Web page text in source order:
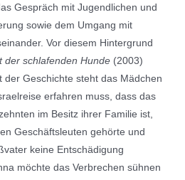
Gespräch mit Jugendlichen und
sowie dem Umgang mit
Vor diesem Hintergrund
der schlafenden Hunde (2003)
der Geschichte steht das Mädchen
erfahren muss, dass das
im Besitz ihrer Familie ist,
Geschäftsleuten gehörte und
keine Entschädigung
möchte das Verbrechen sühnen